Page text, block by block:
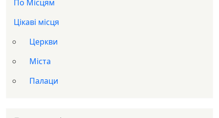
По Місцям
Цікаві місця
Церкви
Міста
Палаци